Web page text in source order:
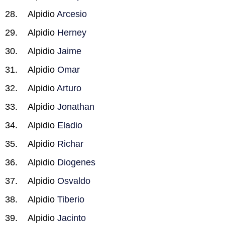
Alpidio Arcesio
Alpidio Herney
Alpidio Jaime
Alpidio Omar
Alpidio Arturo
Alpidio Jonathan
Alpidio Eladio
Alpidio Richar
Alpidio Diogenes
Alpidio Osvaldo
Alpidio Tiberio
Alpidio Jacinto